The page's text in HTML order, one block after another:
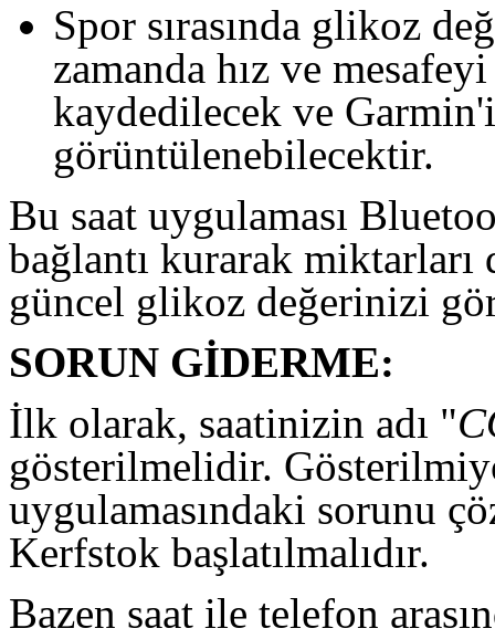
Spor sırasında glikoz
zamanda hız ve
kaydedilecek ve
görüntülenebilecektir.
Bu saat uygulaması
bağlantı kurarak
güncel glikoz değerinizi
SORUN GİDERME:
İlk olarak, saatinizin adı "
gösterilmelidir.
uygulamasındaki sorunu
Kerfstok başlatılmalıdır.
Bazen saat ile telefon